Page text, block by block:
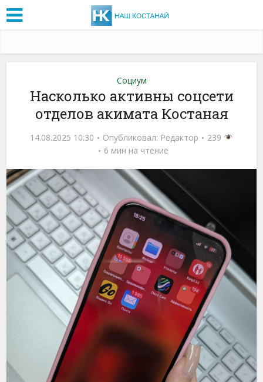
Социум
Насколько активны соцсети
отделов акимата Костаная
14.08.2025 10:30 Опубликовал: Редактор
239
6 мин на чтение